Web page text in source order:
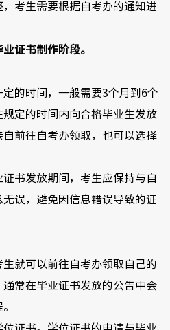
考生需要根据自考办的通知进
证书制作阶段。
的时间，一般需要3个月到6个
定的时间内向合格毕业生发放
前往自考办领取，也可以选择
书发放期间，考生应保持与自
误，避免因信息错误导致的证
就可以前往自考办领取自己的
常在毕业证书发放的公告中会